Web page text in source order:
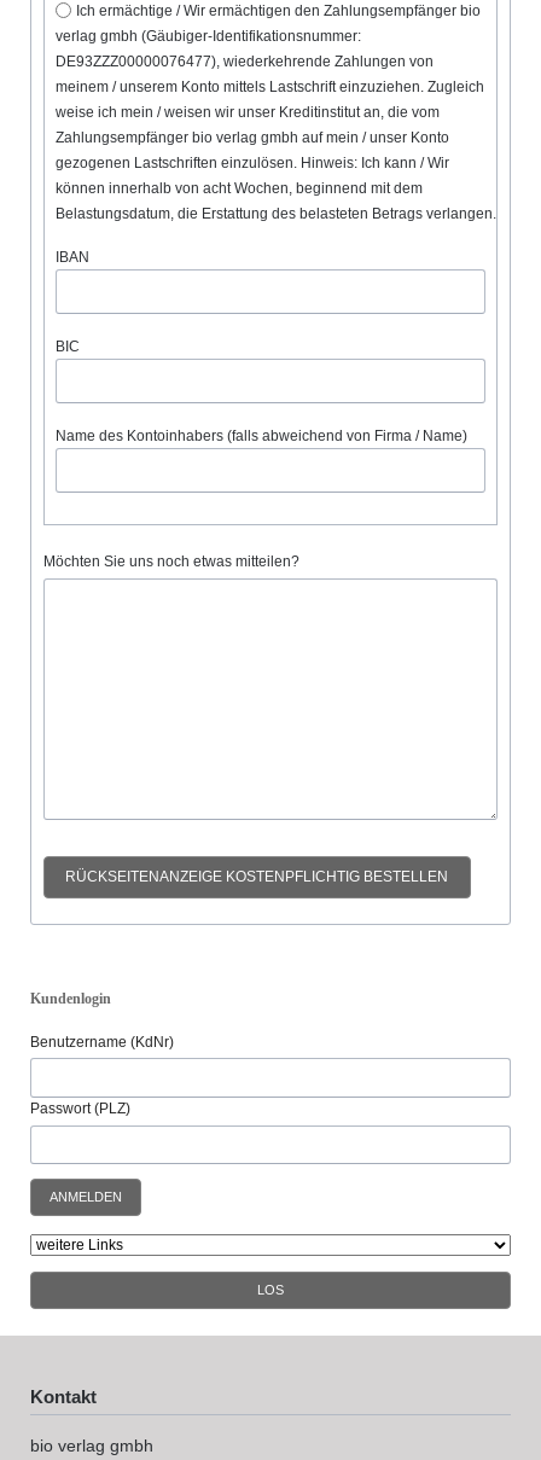
Ich ermächtige / Wir ermächtigen den Zahlungsempfänger bio
verlag gmbh (Gäubiger-Identifikationsnummer:
DE93ZZZ00000076477), wiederkehrende Zahlungen von
meinem / unserem Konto mittels Lastschrift einzuziehen. Zugleich
weise ich mein / weisen wir unser Kreditinstitut an, die vom
Zahlungsempfänger bio verlag gmbh auf mein / unser Konto
gezogenen Lastschriften einzulösen. Hinweis: Ich kann / Wir
können innerhalb von acht Wochen, beginnend mit dem
Belastungsdatum, die Erstattung des belasteten Betrags verlangen.
IBAN
BIC
Name des Kontoinhabers (falls abweichend von Firma / Name)
Möchten Sie uns noch etwas mitteilen?
RÜCKSEITENANZEIGE KOSTENPFLICHTIG BESTELLEN
Kundenlogin
Benutzername (KdNr)
Passwort (PLZ)
ANMELDEN
LOS
Kontakt
bio verlag gmbh